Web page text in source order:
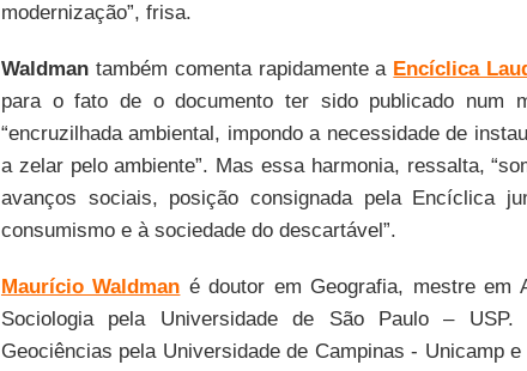
modernização”, frisa.
Waldmantambém comenta rapidamente a Encíclica
para o fato de o documento ter sido publicado num
“encruzilhada ambiental, impondo a necessidade de
a zelar pelo ambiente”. Mas essa harmonia, ressalta,
avanços sociais, posição consignada pela Encíclica
consumismo e à sociedade do descartável”.
Maurício Waldman é doutor em Geografia, mestre em
Sociologia pela Universidade de São Paulo – USP.
Geociências pela Universidade de Campinas - Unicamp